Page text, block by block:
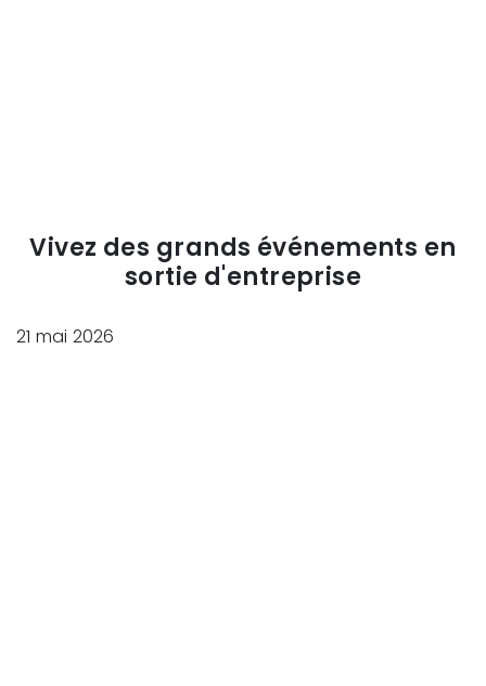
Vivez des grands événements en
sortie d'entreprise
21 mai 2026